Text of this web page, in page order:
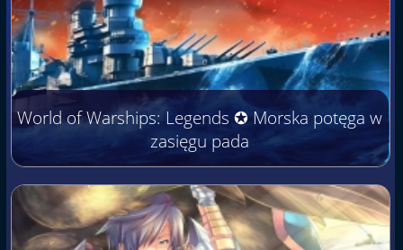
World of Warships: Legends ✪ Morska potęga w
zasięgu pada